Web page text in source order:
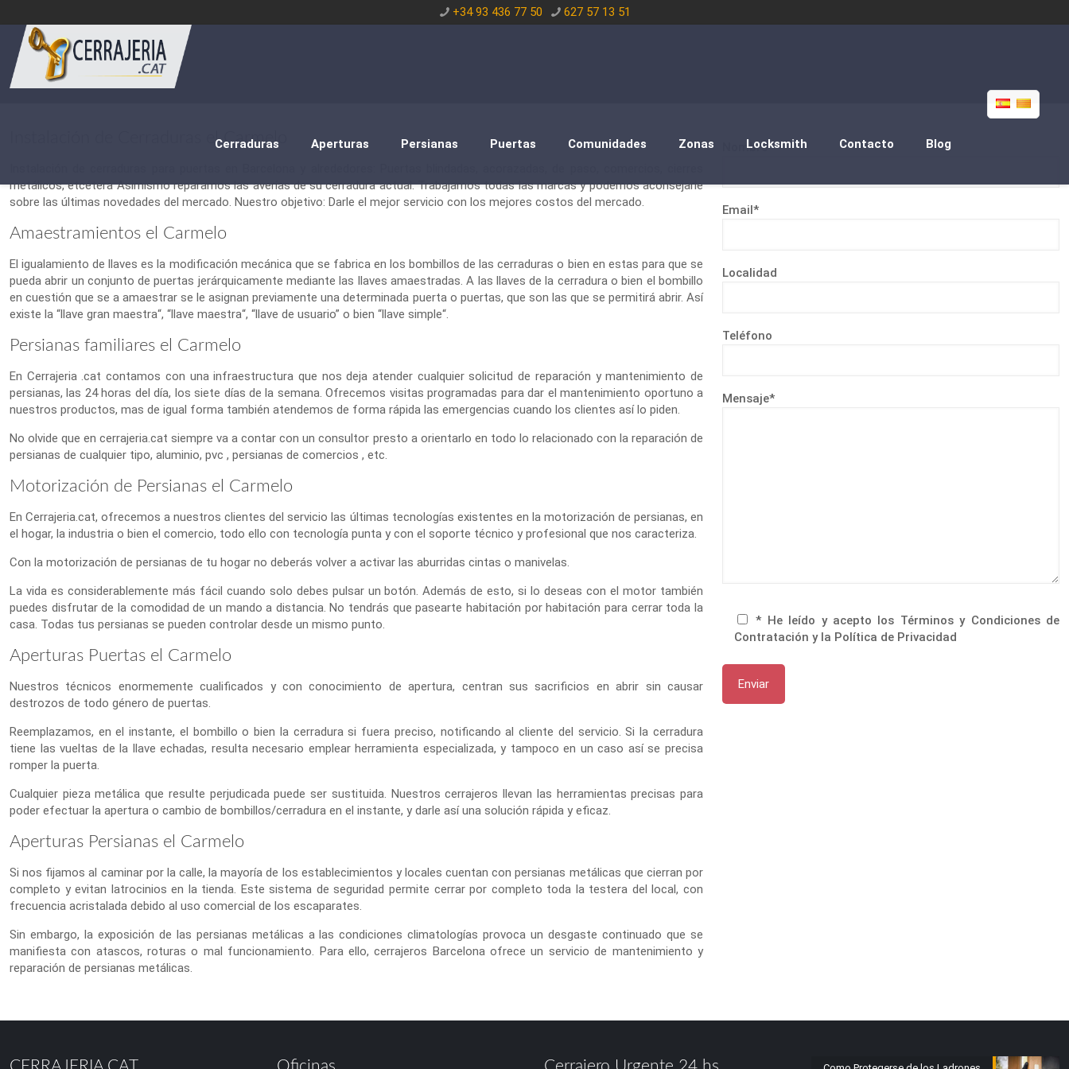
+34 93 436 77 50 627 57 13 51
Cerraduras Aperturas Persianas Puertas Comunidades Zonas Locksmith Contacto Blog
Instalación de Cerraduras el Carmelo
metálicos, etcétera Asimismo reparamos las averías de su cerradura actual. Trabajamos todas las marcas y podemos aconsejarle
sobre las últimas novedades del mercado. Nuestro objetivo: Darle el mejor servicio con los mejores costos del mercado.
Amaestramientos el Carmelo
El igualamiento de llaves es la modificación mecánica que se fabrica en los bombillos de las cerraduras o bien en estas para que se
pueda abrir un conjunto de puertas jerárquicamente mediante las llaves amaestradas. A las llaves de la cerradura o bien el bombillo
en cuestión que se a amaestrar se le asignan previamente una determinada puerta o puertas, que son las que se permitirá abrir. Así
existe la “llave gran maestra“, “llave maestra“, “llave de usuario” o bien “llave simple“.
Persianas familiares el Carmelo
En Cerrajeria .cat contamos con una infraestructura que nos deja atender cualquier solicitud de reparación y mantenimiento de
persianas, las 24 horas del día, los siete días de la semana. Ofrecemos visitas programadas para dar el mantenimiento oportuno a
nuestros productos, mas de igual forma también atendemos de forma rápida las emergencias cuando los clientes así lo piden.
No olvide que en cerrajeria.cat siempre va a contar con un consultor presto a orientarlo en todo lo relacionado con la reparación de
persianas de cualquier tipo, aluminio, pvc , persianas de comercios , etc.
Motorización de Persianas el Carmelo
En Cerrajeria.cat, ofrecemos a nuestros clientes del servicio las últimas tecnologías existentes en la motorización de persianas, en
el hogar, la industria o bien el comercio, todo ello con tecnología punta y con el soporte técnico y profesional que nos caracteriza.
Con la motorización de persianas de tu hogar no deberás volver a activar las aburridas cintas o manivelas.
La vida es considerablemente más fácil cuando solo debes pulsar un botón. Además de esto, si lo deseas con el motor también
puedes disfrutar de la comodidad de un mando a distancia. No tendrás que pasearte habitación por habitación para cerrar toda la
casa. Todas tus persianas se pueden controlar desde un mismo punto.
Aperturas Puertas el Carmelo
Nuestros técnicos enormemente cualificados y con conocimiento de apertura, centran sus sacrificios en abrir sin causar
destrozos de todo género de puertas.
Reemplazamos, en el instante, el bombillo o bien la cerradura si fuera preciso, notificando al cliente del servicio. Si la cerradura
tiene las vueltas de la llave echadas, resulta necesario emplear herramienta especializada, y tampoco en un caso así se precisa
romper la puerta.
Cualquier pieza metálica que resulte perjudicada puede ser sustituida. Nuestros cerrajeros llevan las herramientas precisas para
poder efectuar la apertura o cambio de bombillos/cerradura en el instante, y darle así una solución rápida y eficaz.
Aperturas Persianas el Carmelo
Si nos fijamos al caminar por la calle, la mayoría de los establecimientos y locales cuentan con persianas metálicas que cierran por
completo y evitan latrocinios en la tienda. Este sistema de seguridad permite cerrar por completo toda la testera del local, con
frecuencia acristalada debido al uso comercial de los escaparates.
Sin embargo, la exposición de las persianas metálicas a las condiciones climatologías provoca un desgaste continuado que se
manifiesta con atascos, roturas o mal funcionamiento. Para ello, cerrajeros Barcelona ofrece un servicio de mantenimiento y
reparación de persianas metálicas.
Nombre*
Email*
Localidad
Teléfono
Mensaje*
* He leído y acepto los Términos y Condiciones de
Contratación y la Política de Privacidad